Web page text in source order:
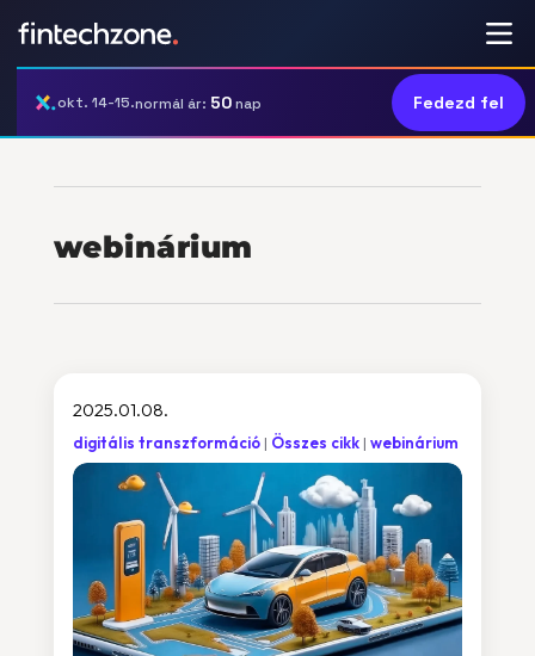
okt. 14-15.normál ár: 50nap Fedezd fel
webinárium
2025.01.08.
digitális transzformáció Összes cikk webinárium